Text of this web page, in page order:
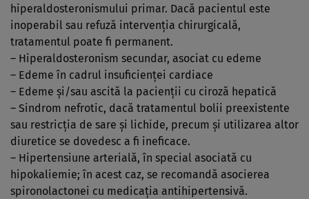
hiperaldosteronismului primar. Dacă pacientul este
inoperabil sau refuză intervenţia chirurgicală,
tratamentul poate fi permanent.
– Hiperaldosteronism secundar, asociat cu edeme
– Edeme în cadrul insuficienţei cardiace
– Edeme şi/sau ascită la pacienţii cu ciroză hepatică
– Sindrom nefrotic, dacă tratamentul bolii preexistente
sau restricţia de sare şi lichide, precum şi utilizarea altor
diuretice se dovedesc a fi ineficace.
– Hipertensiune arterială, în special asociată cu
hipokaliemie; în acest caz, se recomandă asocierea
spironolactonei cu medicaţia antihipertensivă.